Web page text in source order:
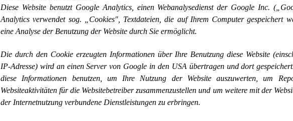
Diese Website benutzt Google Analytics, einen Webanalysedienst der Google Inc.
Analytics verwendet sog. „Cookies", Textdateien, die auf Ihrem Computer gespeichert
eine Analyse der Benutzung der Website durch Sie ermöglicht.
Die durch den Cookie erzeugten Informationen über Ihre Benutzung diese Website
IP-Adresse) wird an einen Server von Google in den USA übertragen und dort
diese Informationen benutzen, um Ihre Nutzung der Website auszuwerten, um
Websiteaktivitäten für die Websitebetreiber zusammenzustellen und um weitere mit der
der Internetnutzung verbundene Dienstleistungen zu erbringen.